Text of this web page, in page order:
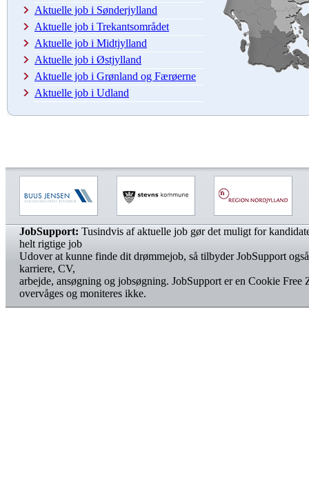
Aktuelle job i Sønderjylland
Aktuelle job i Trekantsområdet
Aktuelle job i Midtjylland
Aktuelle job i Østjylland
Aktuelle job i Grønland og Færøerne
Aktuelle job i Udland
JobSupport: Tusindvis af aktuelle job gør det muligt for
helt rigtige job
Udover at kunne finde dit drømmejob, så tilbyder JobSupport
karriere, CV,
arbejde, ansøgning og jobsøgning. JobSupport er en Cookie Free
overvåges og moniteres ikke.